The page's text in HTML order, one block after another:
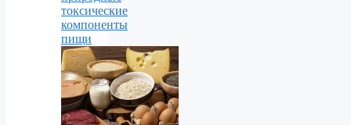
токсические
компоненты
пищи